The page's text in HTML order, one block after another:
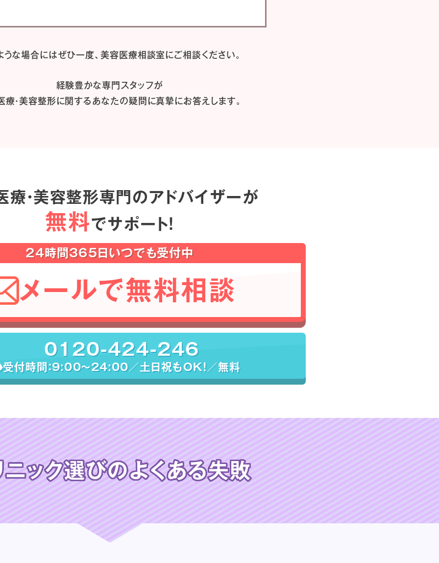
うな場合にはぜひ一度、美容医療相談室にご相談ください。
経験豊かな専門スタッフが
療・美容整形に関するあなたの疑問に真摯にお答えします。
療・美容整形専門のアドバイザーが
無料でサポート！
24時間365日いつでも受付中
メールで無料相談
0120-424-246
受付時間：9:00〜24:00／土日祝もOK！／無料
ニック選びのよくある失敗